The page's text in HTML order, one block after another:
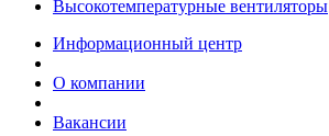
Высокотемпературные вентиляторы
Информационный центр
О компании
Вакансии